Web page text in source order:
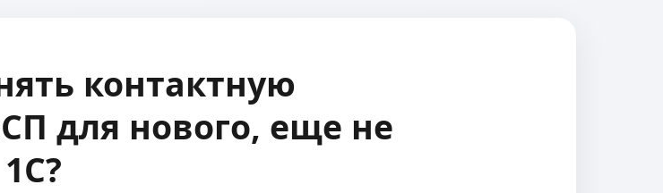
контактную
для нового, еще не